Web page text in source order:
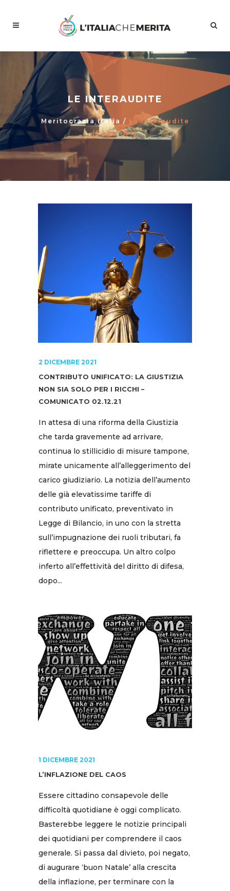
LE INTERAUDITE
Meritocrazia Italia / Le Interaudite
(Page 184)
2 DICEMBRE 2021
CONTRIBUTO UNIFICATO: LA GIUSTIZIA
NON SIA SOLO PER I RICCHI –
COMUNICATO 02.12.21
In attesa di una riforma della Giustizia
che tarda gravemente ad arrivare,
continua lo stillicidio di misure tampone,
mirate unicamente all’alleggerimento del
carico giudiziario. La notizia dell’aumento
delle già elevatissime tariffe di
contributo unificato, preventivato in
Legge di Bilancio, in uno con la stretta
sull’impugnazione dei ruoli tributari, fa
riflettere e preoccupa. Un altro colpo
inferto all’effettività del diritto di difesa,
dopo...
1 DICEMBRE 2021
L’INFLAZIONE DEL CAOS
Essere cittadino consapevole delle
difficoltà quotidiane è oggi complicato.
Basterebbe leggere le notizie principali
dei quotidiani per comprendere il caos
generale. Si passa dal divieto, poi negato,
di augurare ‘buon Natale’ alla crescita
della inflazione, per terminare con la